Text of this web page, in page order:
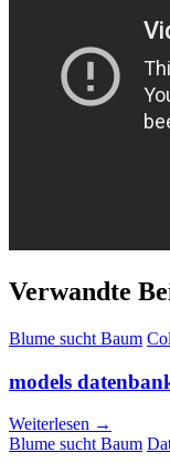
Verwandte
Blume sucht Baum
models
Weiterlesen →
Blume sucht Baum